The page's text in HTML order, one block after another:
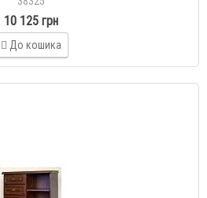
10 125 грн
До кошика